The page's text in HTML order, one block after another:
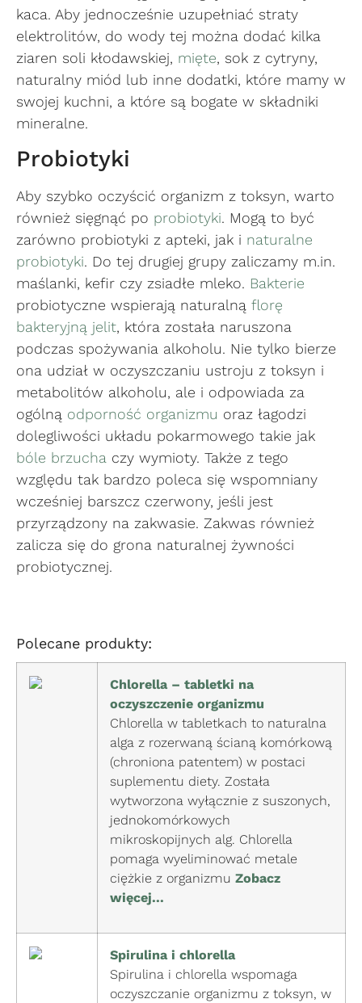
kaca. Aby jednocześnie uzupełniać straty
elektrolitów, do wody tej można dodać kilka
ziaren soli kłodawskiej, mięte, sok z cytryny,
naturalny miód lub inne dodatki, które mamy w
swojej kuchni, a które są bogate w składniki
mineralne.
Probiotyki
Aby szybko oczyścić organizm z toksyn, warto
również sięgnąć po probiotyki. Mogą to być
zarówno probiotyki z apteki, jak i naturalne
probiotyki. Do tej drugiej grupy zaliczamy m.in.
maślanki, kefir czy zsiadłe mleko. Bakterie
probiotyczne wspierają naturalną florę
bakteryjną jelit, która została naruszona
podczas spożywania alkoholu. Nie tylko bierze
ona udział w oczyszczaniu ustroju z toksyn i
metabolitów alkoholu, ale i odpowiada za
ogólną odporność organizmu oraz łagodzi
dolegliwości układu pokarmowego takie jak
bóle brzucha czy wymioty. Także z tego
względu tak bardzo poleca się wspomniany
wcześniej barszcz czerwony, jeśli jest
przyrządzony na zakwasie. Zakwas również
zalicza się do grona naturalnej żywności
probiotycznej.
Polecane produkty:
Chlorella – tabletki na
oczyszczenie organizmu
Chlorella w tabletkach to naturalna
alga z rozerwaną ścianą komórkową
(chroniona patentem) w postaci
suplementu diety. Została
wytworzona wyłącznie z suszonych,
jednokomórkowych
mikroskopijnych alg. Chlorella
pomaga wyeliminować metale
ciężkie z organizmu Zobacz
więcej...
Spirulina i chlorella
Spirulina i chlorella wspomaga
oczyszczanie organizmu z toksyn, w